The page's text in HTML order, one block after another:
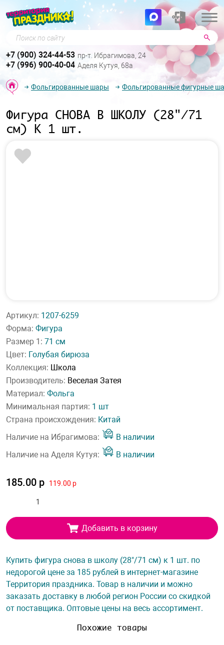
Поиск по сайту
+7 (900) 324-44-53 пр-т. Ибрагимова, 24
+7 (996) 900-40-04 Аделя Кутуя, 68а
Фольгированные шары Фольгированные фигурные
Фигура СНОВА В ШКОЛУ (28"/71
см) К 1 шт.
Артикул: 1207-6259
Форма: Фигура
Размер 1: 71 см
Цвет: Голубая бирюза
Коллекция: Школа
Производитель: Веселая Затея
Материал: Фольга
Минимальная партия: 1 шт
Страна происхождения: Китай
Наличие на Ибрагимова:
В наличии
Наличие на Аделя Кутуя:
В наличии
185.00 р 119.00 р
Добавить в корзину
Купить фигура снова в школу (28"/71 см) к 1 шт. по
недорогой цене за 185 рублей в интернет-магазине
Территория праздника. Товар в наличии и можно
заказать доставку в любой регион России со скидкой
от поставщика. Оптовые цены на весь ассортимент.
Похожие товары